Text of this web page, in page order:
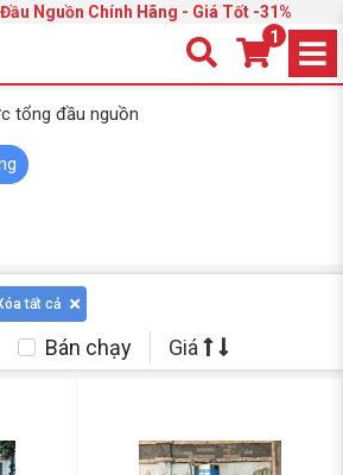
Nguồn Chính Hãng - Giá Tốt -31%
1
tổng đầu nguồn
tất cả
Bán chạy Giá